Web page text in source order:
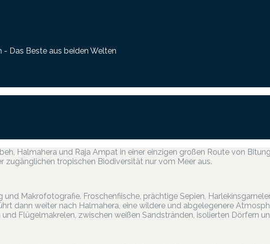
Das Beste aus beiden Welten
Halmahera und Raja Ampat in einer einzigen großen Route von
zugänglichen tropischen Biodiversität nur vom Meer aus.
Makrofotografie. Froschenfiische, prächtige Sepien,
dann weiter nach Halmahera, eine wildere und abgelegenere
Flügelmakrelen, zwischen weißen Sandstränden, isolierten Dörfern